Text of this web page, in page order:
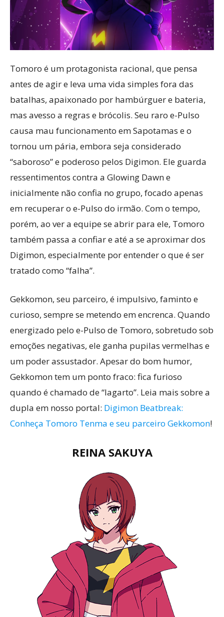
Tomoro é um protagonista racional, que pensa
antes de agir e leva uma vida simples fora das
batalhas, apaixonado por hambúrguer e bateria,
mas avesso a regras e brócolis. Seu raro e-Pulso
causa mau funcionamento em Sapotamas e o
tornou um pária, embora seja considerado
“saboroso” e poderoso pelos Digimon. Ele guarda
ressentimentos contra a Glowing Dawn e
inicialmente não confia no grupo, focado apenas
em recuperar o e-Pulso do irmão. Com o tempo,
porém, ao ver a equipe se abrir para ele, Tomoro
também passa a confiar e até a se aproximar dos
Digimon, especialmente por entender o que é ser
tratado como “falha”.
Gekkomon, seu parceiro, é impulsivo, faminto e
curioso, sempre se metendo em encrenca. Quando
energizado pelo e-Pulso de Tomoro, sobretudo sob
emoções negativas, ele ganha pupilas vermelhas e
um poder assustador. Apesar do bom humor,
Gekkomon tem um ponto fraco: fica furioso
quando é chamado de “lagarto”. Leia mais sobre a
dupla em nosso portal: Digimon Beatbreak:
Conheça Tomoro Tenma e seu parceiro Gekkomon!
REINA SAKUYA